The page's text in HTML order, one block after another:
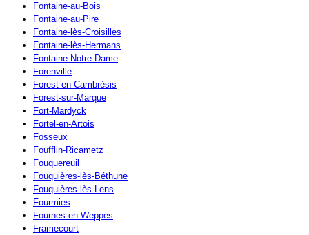
Fontaine-au-Bois
Fontaine-au-Pire
Fontaine-lès-Croisilles
Fontaine-lès-Hermans
Fontaine-Notre-Dame
Forenville
Forest-en-Cambrésis
Forest-sur-Marque
Fort-Mardyck
Fortel-en-Artois
Fosseux
Foufflin-Ricametz
Fouquereuil
Fouquières-lès-Béthune
Fouquières-lès-Lens
Fourmies
Fournes-en-Weppes
Framecourt